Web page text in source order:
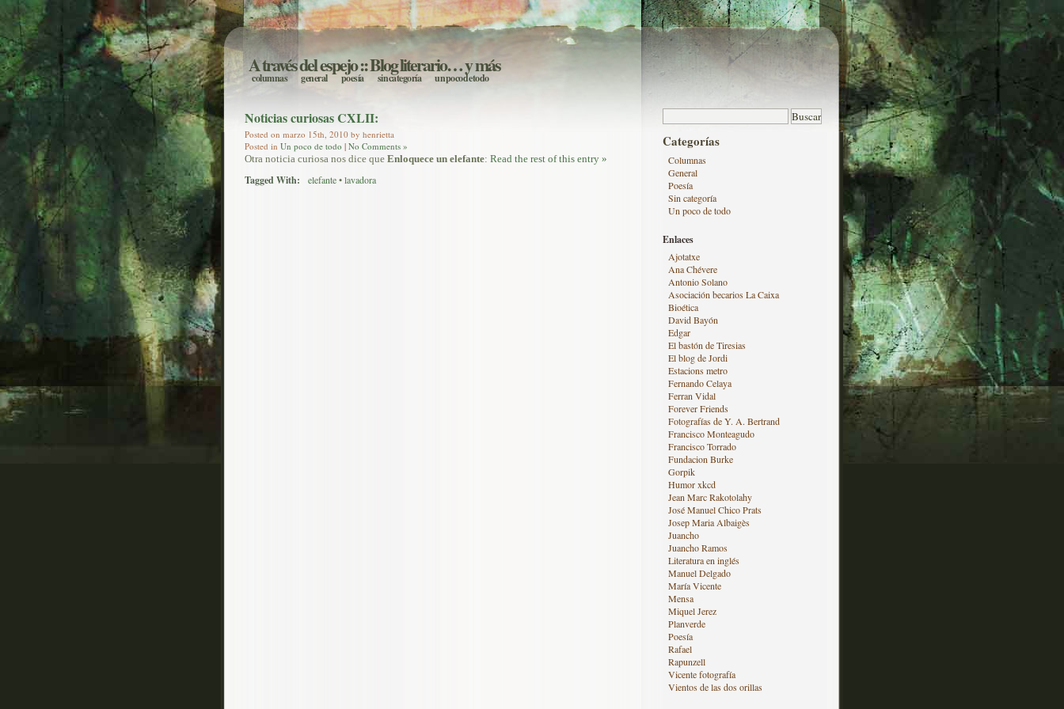
A través del espejo:: Blog literario… y más
columnas general poesía sin categoría un poco de todo
Noticias curiosas CXLII:
Posted on marzo 15th, 2010 by henrietta
Posted in Un poco de todo | No Comments »
Otra noticia curiosa nos dice que Enloquece un elefante: Read the rest of this entry »
Tagged With: elefante•lavadora
Categorías
Columnas
General
Poesía
Sin categoría
Un poco de todo
Enlaces
Ajotatxe
Ana Chévere
Antonio Solano
Asociación becarios La Caixa
Bioética
David Bayón
Edgar
El bastón de Tiresias
El blog de Jordi
Estacions metro
Fernando Celaya
Ferran Vidal
Forever Friends
Fotografías de Y. A. Bertrand
Francisco Monteagudo
Francisco Torrado
Fundacion Burke
Gorpik
Humor xkcd
Jean Marc Rakotolahy
José Manuel Chico Prats
Josep Maria Albaigès
Juancho
Juancho Ramos
Literatura en inglés
Manuel Delgado
María Vicente
Mensa
Miquel Jerez
Planverde
Poesía
Rafael
Rapunzell
Vicente fotografía
Vientos de las dos orillas